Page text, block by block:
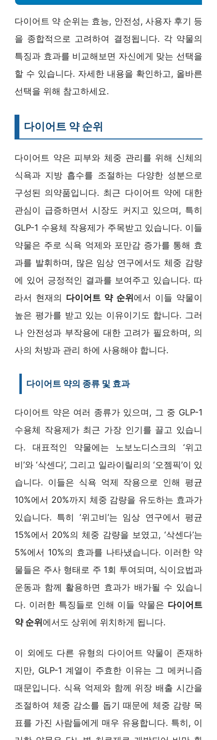
다이어트 약 순위는 효능, 안전성, 사용자 후기 등
을 종합적으로 고려하여 결정됩니다. 각 약물의
특징과 효과를 비교해보면 자신에게 맞는 선택을
할 수 있습니다. 자세한 내용을 확인하고, 올바른
선택을 위해 참고하세요.
다이어트 약 순위
다이어트 약은 피부와 체중 관리를 위해 신체의
식욕과 지방 흡수를 조절하는 다양한 성분으로
구성된 의약품입니다. 최근 다이어트 약에 대한
관심이 급증하면서 시장도 커지고 있으며, 특히
GLP-1 수용체 작용제가 주목받고 있습니다. 이들
약물은 주로 식욕 억제와 포만감 증가를 통해 효
과를 발휘하며, 많은 임상 연구에서도 체중 감량
에 있어 긍정적인 결과를 보여주고 있습니다. 따
라서 현재의 다이어트 약 순위에서 이들 약물이
높은 평가를 받고 있는 이유이기도 합니다. 그러
나 안전성과 부작용에 대한 고려가 필요하며, 의
사의 처방과 관리 하에 사용해야 합니다.
다이어트 약의 종류 및 효과
다이어트 약은 여러 종류가 있으며, 그 중 GLP-1
수용체 작용제가 최근 가장 인기를 끌고 있습니
다. 대표적인 약물에는 노보노디스크의 ‘위고
비’와 ‘삭센다’, 그리고 일라이릴리의 ‘오젬픽’이 있
습니다. 이들은 식욕 억제 작용으로 인해 평균
10%에서 20%까지 체중 감량을 유도하는 효과가
있습니다. 특히 ‘위고비’는 임상 연구에서 평균
15%에서 20%의 체중 감량을 보였고, ‘삭센다’는
5%에서 10%의 효과를 나타냈습니다. 이러한 약
물들은 주사 형태로 주 1회 투여되며, 식이요법과
운동과 함께 활용하면 효과가 배가될 수 있습니
다. 이러한 특징들로 인해 이들 약물은 다이어트
약 순위에서도 상위에 위치하게 됩니다.
이 외에도 다른 유형의 다이어트 약물이 존재하
지만, GLP-1 계열이 주효한 이유는 그 메커니즘
때문입니다. 식욕 억제와 함께 위장 배출 시간을
조절하여 체중 감소를 돕기 때문에 체중 감량 목
표를 가진 사람들에게 매우 유용합니다. 특히, 이